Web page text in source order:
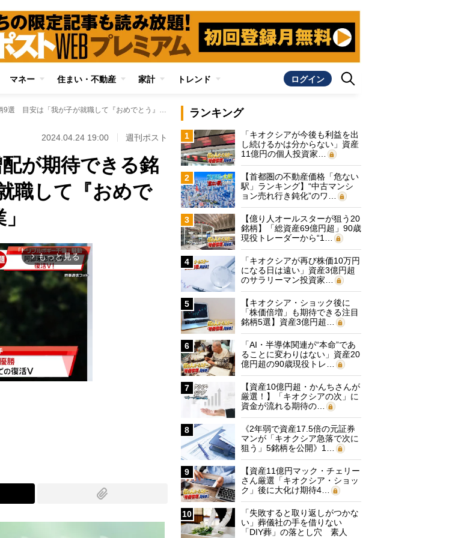
マネー 住まい・不動産 家計 トレンド ログイン
《配当株投資》将来的な増配が期待できる銘柄9選 目安は「我が子が就職して『おめでとう』と言いたくなる企業」
2024.04.24 19:00 週刊ポスト
配が期待できる銘
職して『おめで
arrow_forward_ios もっと見る
ランキング
1
「キオクシアが今後も利益を出
し続けるかは分からない」資産
11億円の個人投資家…
2
【首都圏の不動産価格「危ない
駅」ランキング】“中古マンシ
ョン売れ行き鈍化”のワ…
3
【億り人オールスターが狙う20
銘柄】「総資産69億円超」90歳
現役トレーダーから“1…
4
「キオクシアが再び株価10万円
になる日は遠い」資産3億円超
のサラリーマン投資家…
5
【キオクシア・ショック後に
「株価倍増」も期待できる注目
銘柄5選】資産3億円超…
6
「AI・半導体関連が“本命”であ
ることに変わりはない」資産20
億円超の90歳現役トレ…
7
【資産10億円超・かんちさんが
厳選！】「キオクシアの次」に
資金が流れる期待の…
8
《2年弱で資産17.5倍の元証券
マンが「キオクシア急落で次に
狙う」5銘柄を公開》1…
9
【資産11億円マック・チェリー
さん厳選「キオクシア・ショッ
ク」後に大化け期待4…
10
「失敗すると取り返しがつかな
い」葬儀社の手を借りない
「DIY葬」の落とし穴 素人